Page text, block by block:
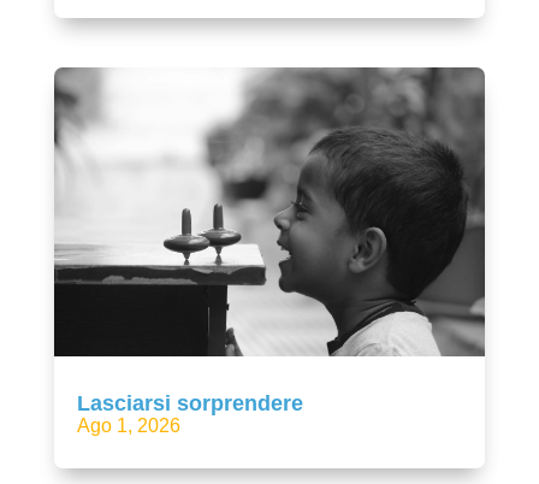
Lasciarsi sorprendere
Ago 1, 2026